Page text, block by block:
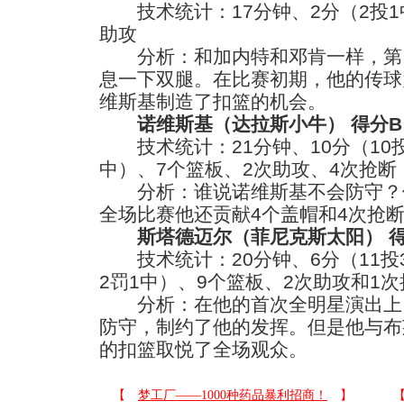
技术统计：17分钟、2分（2投1
助攻
分析：和加内特和邓肯一样，第
息一下双腿。在比赛初期，他的传
维斯基制造了扣篮的机会。
诺维斯基（达拉斯小牛） 得分
技术统计：21分钟、10分（10
中）、7个篮板、2次助攻、4次抢断
分析：谁说诺维斯基不会防守？
全场比赛他还贡献4个盖帽和4次抢
斯塔德迈尔（菲尼克斯太阳）
技术统计：20分钟、6分（11投
2罚1中）、9个篮板、2次助攻和1次
分析：在他的首次全明星演出上
防守，制约了他的发挥。但是他与
的扣篮取悦了全场观众。